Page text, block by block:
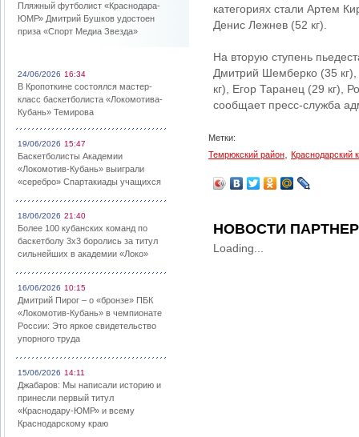
Пляжный футболист «Краснодара-
ЮМР» Дмитрий Бушков удостоен
приза «Спорт Медиа Звезда»
24/06/2026 16:34
В Кропоткине состоялся мастер-
класс баскетболиста «Локомотива-
Кубань» Темирова
19/06/2026 15:47
Баскетболисты Академии
«Локомотив-Кубань» выиграли
«серебро» Спартакиады учащихся
18/06/2026 21:40
Более 100 кубанских команд по
баскетболу 3х3 боролись за титул
сильнейших в академии «Локо»
16/06/2026 10:15
Дмитрий Пирог – о «бронзе» ПБК
«Локомотив-Кубань» в чемпионате
России: Это яркое свидетельство
упорного труда
15/06/2026 14:11
Джабаров: Мы написали историю и
принесли первый титул
«Краснодару-ЮМР» и всему
Краснодарскому краю
категориях стали Артем
Денис Лежнев (52 кг).
На вторую ступень
Дмитрий Шемберко (35
кг), Егор Таранец (29 кг),
сообщает пресс-служба
Метки:
Темрюкский район
Краснодарский
НОВОСТИ
Loading...